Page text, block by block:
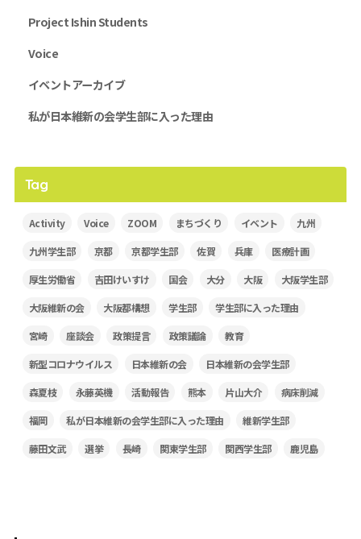
Project Ishin Students
Voice
イベントアーカイブ
私が日本維新の会学生部に入った理由
Tag
Activity Voice ZOOM まちづくり イベント 九州
九州学生部 京都 京都学生部 佐賀 兵庫 医療計画
厚生労働省 吉田けいすけ 国会 大分 大阪 大阪学生部
大阪維新の会 大阪都構想 学生部 学生部に入った理由
宮崎 座談会 政策提言 政策議論 教育
新型コロナウイルス 日本維新の会 日本維新の会学生部
森夏枝 永藤英機 活動報告 熊本 片山大介 病床削減
福岡 私が日本維新の会学生部に入った理由 維新学生部
藤田文武 選挙 長崎 関東学生部 関西学生部 鹿児島